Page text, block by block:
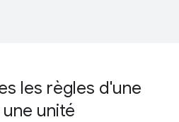
les règles d'une
unité